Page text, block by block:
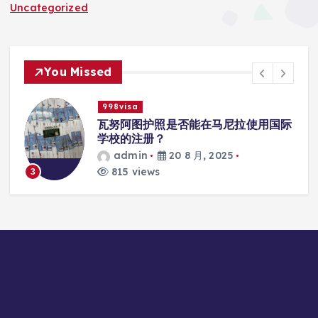
Uncategorized
You Missed
3
998visa
瓦努阿图护照是否能在马尼拉使用国际
学校的注册？
admin
20 8 月, 2025
815 views